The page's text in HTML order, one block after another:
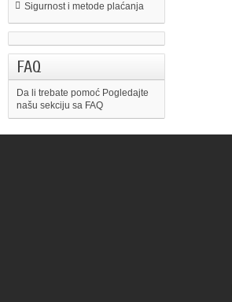
Sigurnost i metode plaćanja
FAQ
Da li trebate pomoć Pogledajte
našu sekciju sa FAQ